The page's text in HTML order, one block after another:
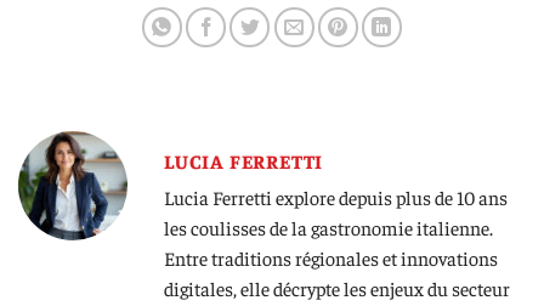
LUCIA FERRETTI
Lucia Ferretti explore depuis plus de 10 ans
les coulisses de la gastronomie italienne.
Entre traditions régionales et innovations
digitales, elle décrypte les enjeux du secteur